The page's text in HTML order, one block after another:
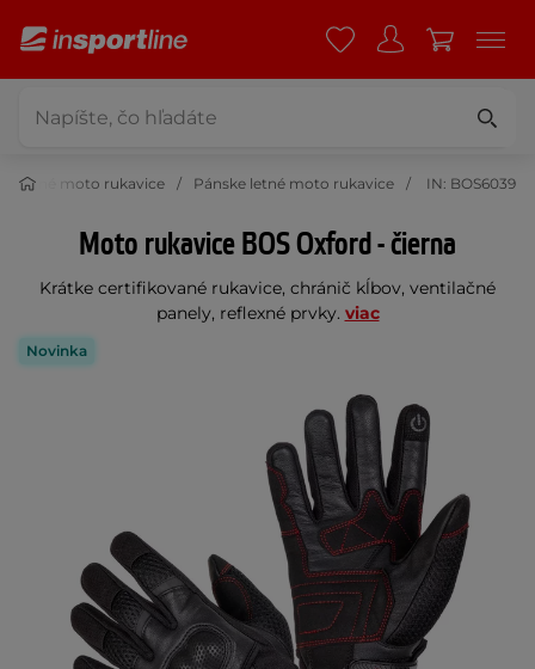
Letné moto rukavice Pánske letné moto rukavice IN: BOS6039
Moto rukavice BOS Oxford - čierna
Krátke certifikované rukavice, chránič kĺbov, ventilačné
panely, reflexné prvky. viac
Novinka